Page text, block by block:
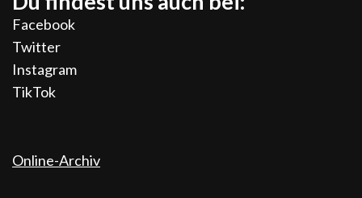
Facebook
Twitter
Instagram
TikTok
Online-Archiv